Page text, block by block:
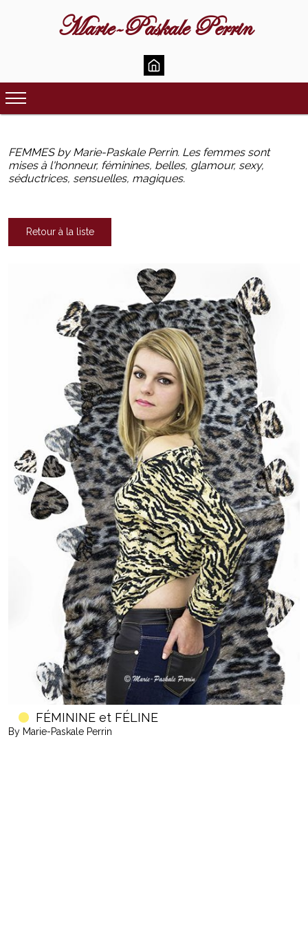
Marie-Paskale Perrin
FEMMES by Marie-Paskale Perrin. Les femmes sont
mises à l'honneur, féminines, belles, glamour, sexy,
séductrices, sensuelles, magiques.
Retour à la liste
FÉMININE et FÉLINE
By Marie-Paskale Perrin